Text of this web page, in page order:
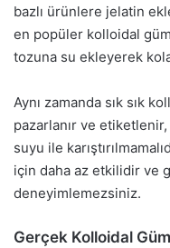
bazlı ürünlere jelatin
en popüler kolloidal
tozuna su ekleyerek
Aynı zamanda sık sık
pazarlanır ve
suyu ile
için daha az etkilidir ve
deneyimlemezsiniz.
Gerçek Kolloidal